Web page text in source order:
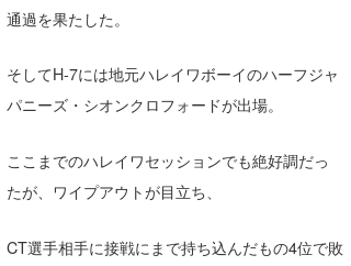
通過を果たした。
そしてH-7には地元ハレイワボーイのハーフジャ
パニーズ・シオンクロフォードが出場。
ここまでのハレイワセッションでも絶好調だっ
たが、ワイプアウトが目立ち、
CT選手相手に接戦にまで持ち込んだもの4位で敗
YUKI☆
ハンマー